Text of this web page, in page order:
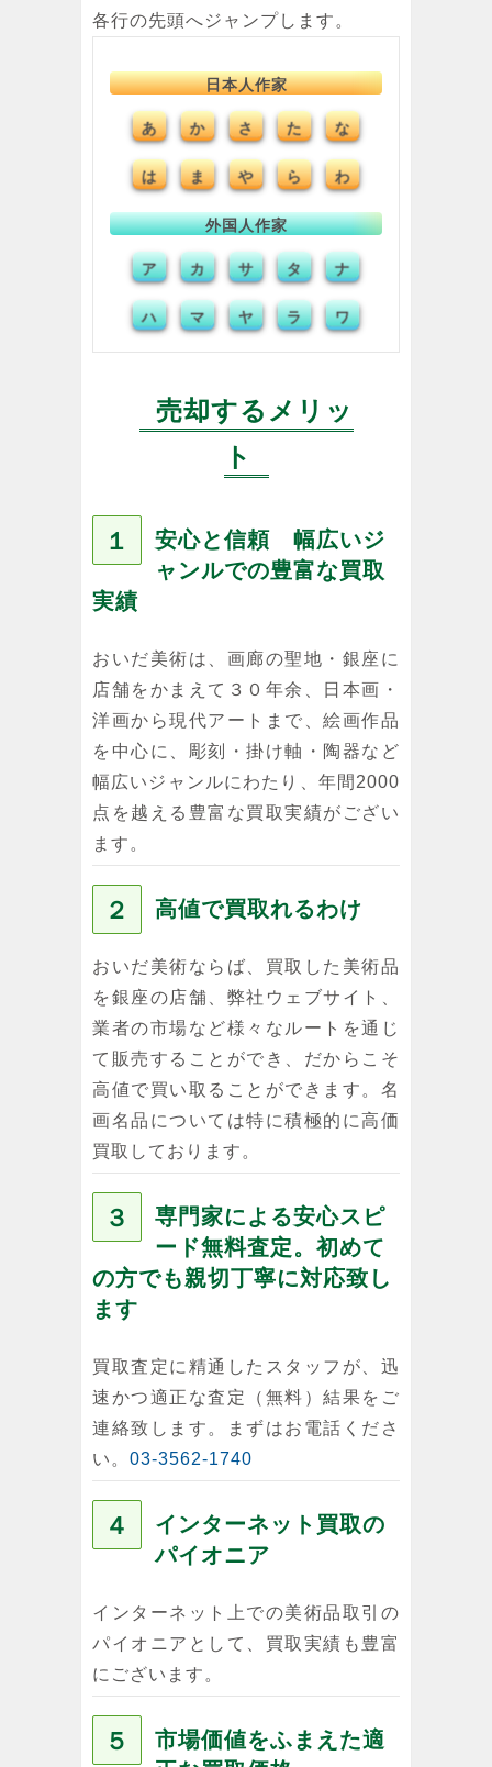
各行の先頭へジャンプします。
日本人作家
あ か さ た な
は ま や ら わ
外国人作家
ア カ サ タ ナ
ハ マ ヤ ラ ワ
売却するメリッ
ト
１
安心と信頼 幅広いジ
ャンルでの豊富な買取
実績
おいだ美術は、画廊の聖地・銀座に
店舗をかまえて３０年余、日本画・
洋画から現代アートまで、絵画作品
を中心に、彫刻・掛け軸・陶器など
幅広いジャンルにわたり、年間2000
点を越える豊富な買取実績がござい
ます。
２ 高値で買取れるわけ
おいだ美術ならば、買取した美術品
を銀座の店舗、弊社ウェブサイト、
業者の市場など様々なルートを通じ
て販売することができ、だからこそ
高値で買い取ることができます。名
画名品については特に積極的に高価
買取しております。
３
専門家による安心スピ
ード無料査定。初めて
の方でも親切丁寧に対応致し
ます
買取査定に精通したスタッフが、迅
速かつ適正な査定（無料）結果をご
連絡致します。まずはお電話くださ
い。 03-3562-1740
４
インターネット買取の
パイオニア
インターネット上での美術品取引の
パイオニアとして、買取実績も豊富
にございます。
５
市場価値をふまえた適